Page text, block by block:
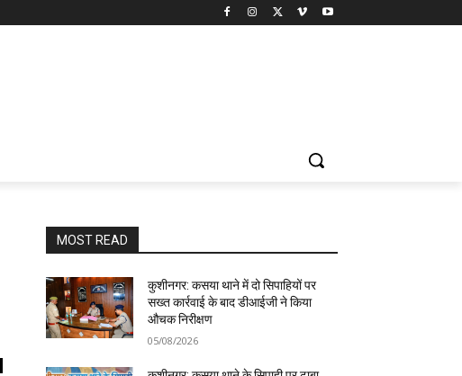
MOST READ
कुशीनगर: कसया थाने में दो सिपाहियों पर
सख्त कार्रवाई के बाद डीआईजी ने किया
औचक निरीक्षण
05/08/2026